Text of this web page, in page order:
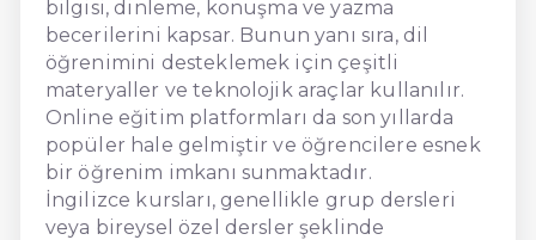
bilgisi, dinleme, konuşma ve yazma
becerilerini kapsar. Bunun yanı sıra, dil
öğrenimini desteklemek için çeşitli
materyaller ve teknolojik araçlar kullanılır.
Online eğitim platformları da son yıllarda
popüler hale gelmiştir ve öğrencilere esnek
bir öğrenim imkanı sunmaktadır.
İngilizce kursları, genellikle grup dersleri
veya bireysel özel dersler şeklinde